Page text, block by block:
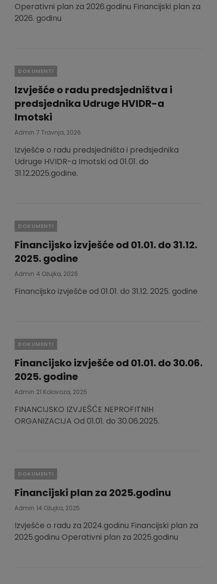
Operativni plan za 2026.godinu Financijski plan za
2026. godinu
Categories
DOKUMENTI
Izvješće o radu predsjedništva i
predsjednika Udruge HVIDR-a
Imotski
Admin Posted
7 Travnja, 2026
Izvješće o radu predsjedništa i predsjednika
Udruge HVIDR-a Imotski od 01.01. do
31.12.2025.godine.
Categories
DOKUMENTI
Financijsko izvješće od 01.01. do 31.12.
2025. godine
Admin Posted
4 Ožujka, 2026
Financijsko izvješće od 01.01. do 31.12. 2025. godine
Categories
DOKUMENTI
Financijsko izvješće od 01.01. do 30.06.
2025. godine
Admin Posted
21 Kolovoza, 2025
FINANCIJSKO IZVJEŠĆE NEPROFITNIH
ORGANIZACIJA Od 01.01. do 30.06.2025.
Categories
DOKUMENTI
Financijski plan za 2025.godinu
Admin Posted
14 Ožujka, 2025
Izvješće o radu za 2024.godinu Financijski plan za
2025.godinu Operativni plan za 2025.godinu